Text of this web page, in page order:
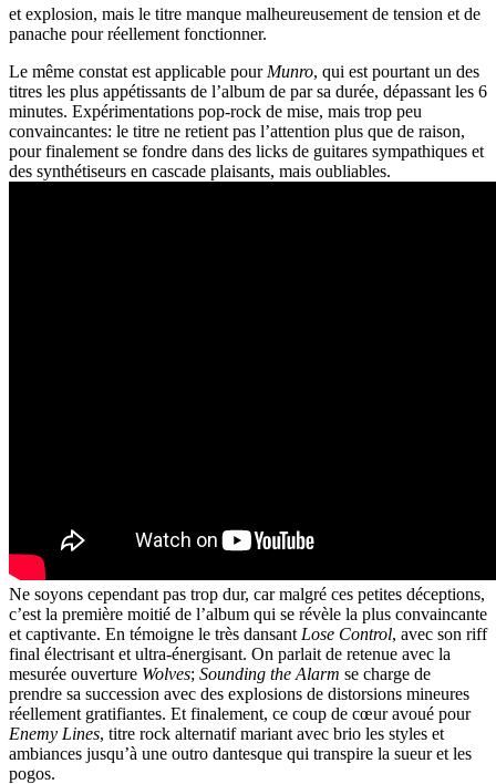
et explosion, mais le titre manque malheureusement de tension et de
panache pour réellement fonctionner.
Le même constat est applicable pour Munro, qui est pourtant un des
titres les plus appétissants de l’album de par sa durée, dépassant les 6
minutes. Expérimentations pop-rock de mise, mais trop peu
convaincantes: le titre ne retient pas l’attention plus que de raison,
pour finalement se fondre dans des licks de guitares sympathiques et
des synthétiseurs en cascade plaisants, mais oubliables.
Ne soyons cependant pas trop dur, car malgré ces petites déceptions,
c’est la première moitié de l’album qui se révèle la plus convaincante
et captivante. En témoigne le très dansant Lose Control, avec son riff
final électrisant et ultra-énergisant. On parlait de retenue avec la
mesurée ouverture Wolves; Sounding the Alarm se charge de
prendre sa succession avec des explosions de distorsions mineures
réellement gratifiantes. Et finalement, ce coup de cœur avoué pour
Enemy Lines, titre rock alternatif mariant avec brio les styles et
ambiances jusqu’à une outro dantesque qui transpire la sueur et les
pogos.